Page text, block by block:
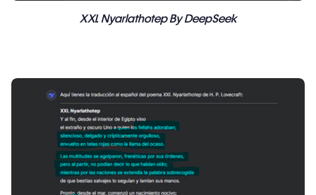
XXI. Nyarlathotep By DeepSeek